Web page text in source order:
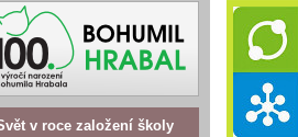
v roce založení školy